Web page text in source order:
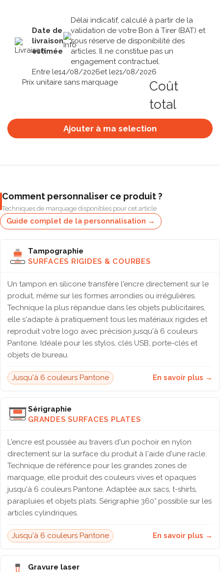
Date de
livraison
estimée
Délai indicatif, calculé à partir de la
validation de votre Bon à Tirer (BAT) et
sous réserve de disponibilité des
articles. Il ne constitue pas un
engagement contractuel.
Entre le14/08/2026et le21/08/2026
Prix unitaire sans marquage
Coût
total
Ajouter à ma selection
Comment personnaliser ce produit ?
Techniques de marquage disponibles pour cet article
Guide complet de la personnalisation →
Tampographie
SURFACES RIGIDES & COURBES
Un tampon en silicone transfère l'encre directement sur le
produit, même sur les formes arrondies ou irrégulières.
Technique la plus répandue dans les objets publicitaires,
elle s'adapte à pratiquement tous les matériaux rigides et
reproduit votre logo avec précision jusqu'à 6 couleurs
Pantone. Idéale pour les stylos, clés USB, porte-clés et
objets de bureau.
Jusqu'à 6 couleurs Pantone En savoir plus →
Sérigraphie
GRANDES SURFACES PLATES
L'encre est poussée au travers d'un pochoir en nylon
directement sur la surface du produit à l'aide d'une racle.
Technique de référence pour les grandes zones de
marquage, elle produit des couleurs vives et opaques
jusqu'à 6 couleurs Pantone. Adaptée aux sacs, t-shirts,
parapluies et objets plats. Sérigraphie 360° possible sur les
articles cylindriques.
Jusqu'à 6 couleurs Pantone En savoir plus →
Gravure laser